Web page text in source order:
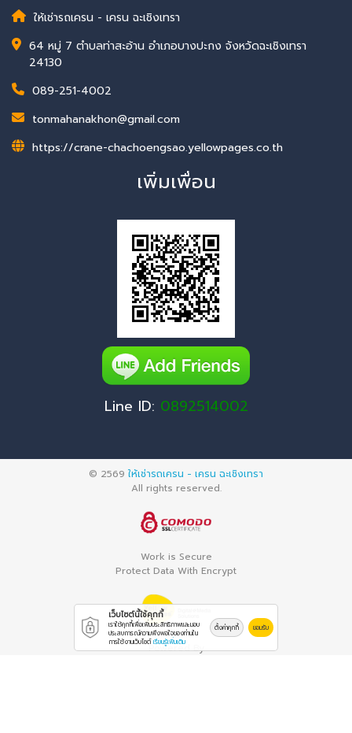
ให้เช่ารถเครน - เครน ฉะเชิงเทรา
64 หมู่ 7 ตำบลท่าสะอ้าน อำเภอบางปะกง จังหวัดฉะเชิงเทรา
24130
089-251-4002
tonmahanakhon@gmail.com
https://crane-chachoengsao.yellowpages.co.th
เพิ่มเพื่อน
Line ID: 0892514002
© 2569 ให้เช่ารถเครน - เครน ฉะเชิงเทรา
All rights reserved.
Work is Secure
Protect Data With Encrypt
Powered By
เว็บไซต์นี้ใช้คุกกี้
เราใช้คุกกี้เพื่อเพิ่มประสิทธิภาพและมอบ
ประสบการณ์ความพึงพอใจของท่านใน
การใช้งานเว็บไซต์เรียนรู้เพิ่มเติม
ตั้งค่าคุกกี้ ยอมรับ